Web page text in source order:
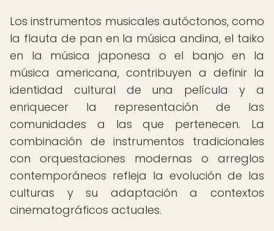
Los instrumentos musicales autóctonos, como
la flauta de pan en la música andina, el taiko
en la música japonesa o el banjo en la
música americana, contribuyen a definir la
identidad cultural de una película y a
enriquecer la representación de las
comunidades a las que pertenecen. La
combinación de instrumentos tradicionales
con orquestaciones modernas o arreglos
contemporáneos refleja la evolución de las
culturas y su adaptación a contextos
cinematográficos actuales.